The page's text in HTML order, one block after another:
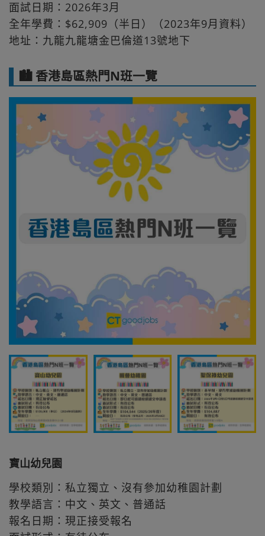
面試日期：2026年3月
全年學費：$62,909（半日）（2023年9月資料）
地址：九龍九龍塘金巴倫道13號地下
🏙️ 香港島區熱門N班一覽
寶山幼兒園
學校類別：私立獨立、沒有參加幼稚園計劃
教學語言：中文、英文、普通話
報名日期：現正接受報名